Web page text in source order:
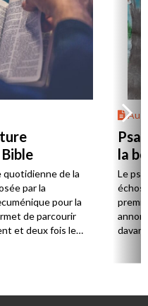
de la
par la
pour la
de parcourir
et deux fois le
Au
la
Le
échos